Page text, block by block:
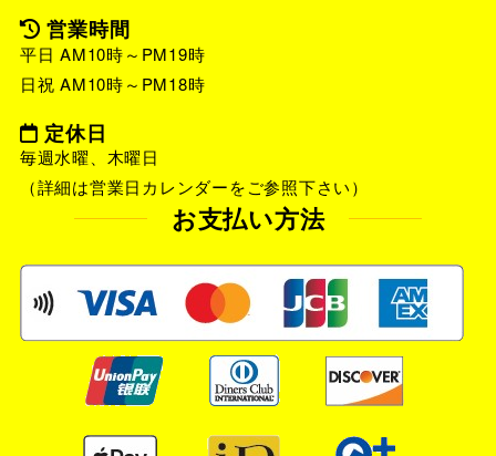
営業時間
平日 AM10時～PM19時
日祝 AM10時～PM18時
定休日
毎週水曜、木曜日
（詳細は営業日カレンダーをご参照下さい）
お支払い方法